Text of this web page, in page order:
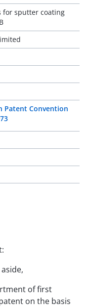
for sputter coating
Patent Convention
of first
on the basis